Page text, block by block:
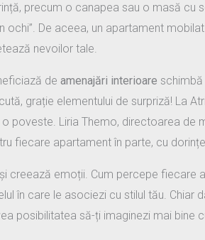
precum o canapea sau o masă cu
ochi”. De aceea, un apartament
nevoilor tale.
de amenajări interioare
grație elementului de surpriză! La
poveste. Liria Themo, directoarea de
fiecare apartament în parte, cu
creează emoții. Cum percepe fiecare
în care le asociezi cu stilul tău.
posibilitatea să-ți imaginezi mai bine